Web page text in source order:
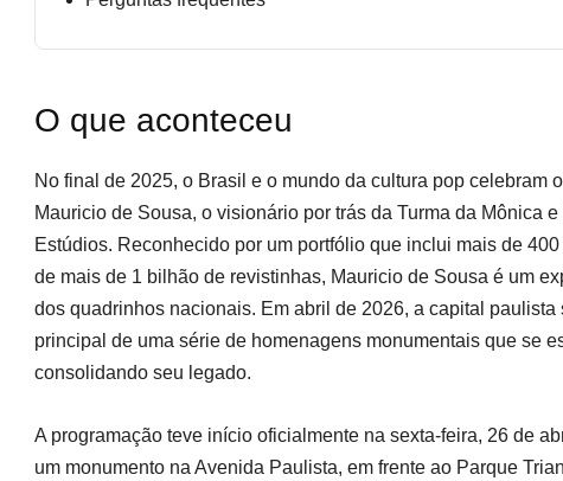
O que aconteceu
No final de 2025, o Brasil e o mundo da cultura pop celebram
Mauricio de Sousa, o visionário por trás da Turma da Mônica
Estúdios. Reconhecido por um portfólio que inclui mais de
de mais de 1 bilhão de revistinhas, Mauricio de Sousa é um
dos quadrinhos nacionais. Em abril de 2026, a capital paulista
principal de uma série de homenagens monumentais que se
consolidando seu legado.
A programação teve início oficialmente na sexta-feira, 26 de
um monumento na Avenida Paulista, em frente ao Parque